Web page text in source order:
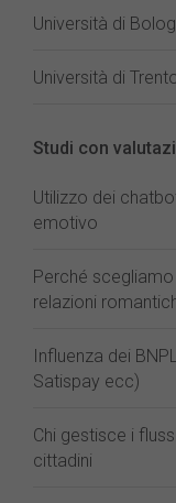
Università di
Università di
Studi con
Utilizzo dei
emotivo
Perché
relazioni
Influenza dei
Satispay ecc)
Chi gestisce i
cittadini